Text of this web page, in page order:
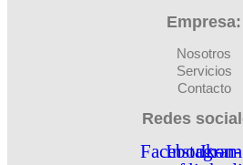
Empresa:
Nosotros
Servicios
Contacto
Redes
Facebook-
Instagram
Icon-